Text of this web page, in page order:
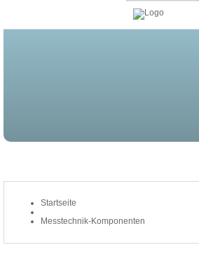
Startseite
Messtechnik-Komponenten